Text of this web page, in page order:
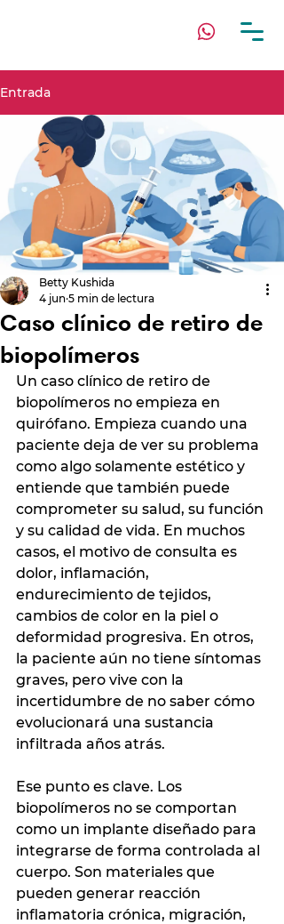
Entrada
Caso clínico de retiro de
biopolímeros
Betty Kushida
4 jun 5 min de lectura
Un caso clínico de retiro de
biopolímeros no empieza en
quirófano. Empieza cuando una
paciente deja de ver su problema
como algo solamente estético y
entiende que también puede
comprometer su salud, su función
y su calidad de vida. En muchos
casos, el motivo de consulta es
dolor, inflamación,
endurecimiento de tejidos,
cambios de color en la piel o
deformidad progresiva. En otros,
la paciente aún no tiene síntomas
graves, pero vive con la
incertidumbre de no saber cómo
evolucionará una sustancia
infiltrada años atrás.
Ese punto es clave. Los
biopolímeros no se comportan
como un implante diseñado para
integrarse de forma controlada al
cuerpo. Son materiales que
pueden generar reacción
inflamatoria crónica, migración,